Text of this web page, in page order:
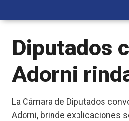
Diputados
Adorni
La Cámara de Diputados
Adorni, brinde explicaciones